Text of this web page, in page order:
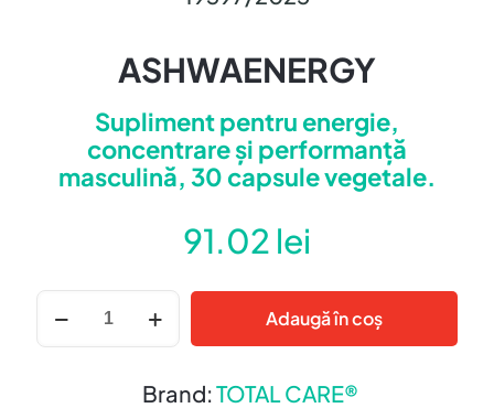
ASHWAENERGY
Supliment pentru energie,
concentrare și performanță
masculină, 30 capsule vegetale.
91.02 lei
Cantitate
ASHWAENERGY
Adaugă în coș
Brand:TOTAL CARE®